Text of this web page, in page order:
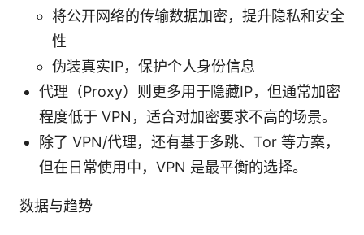
将公开网络的传输数据加密，提升隐私和安全
性
伪装真实IP，保护个人身份信息
代理（Proxy）则更多用于隐藏IP，但通常加密
程度低于 VPN，适合对加密要求不高的场景。
除了 VPN/代理，还有基于多跳、Tor 等方案，
但在日常使用中，VPN 是最平衡的选择。
数据与趋势